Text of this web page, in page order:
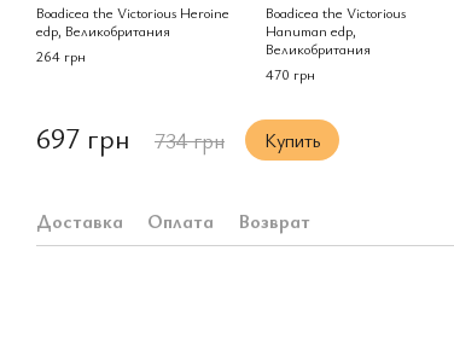
Boadicea the Victorious Heroine
edp, Великобритания
264 грн
Boadicea the Victorious
Hanuman edp,
Великобритания
470 грн
697 грн 734 грн Купить
Доставка Оплата Возврат